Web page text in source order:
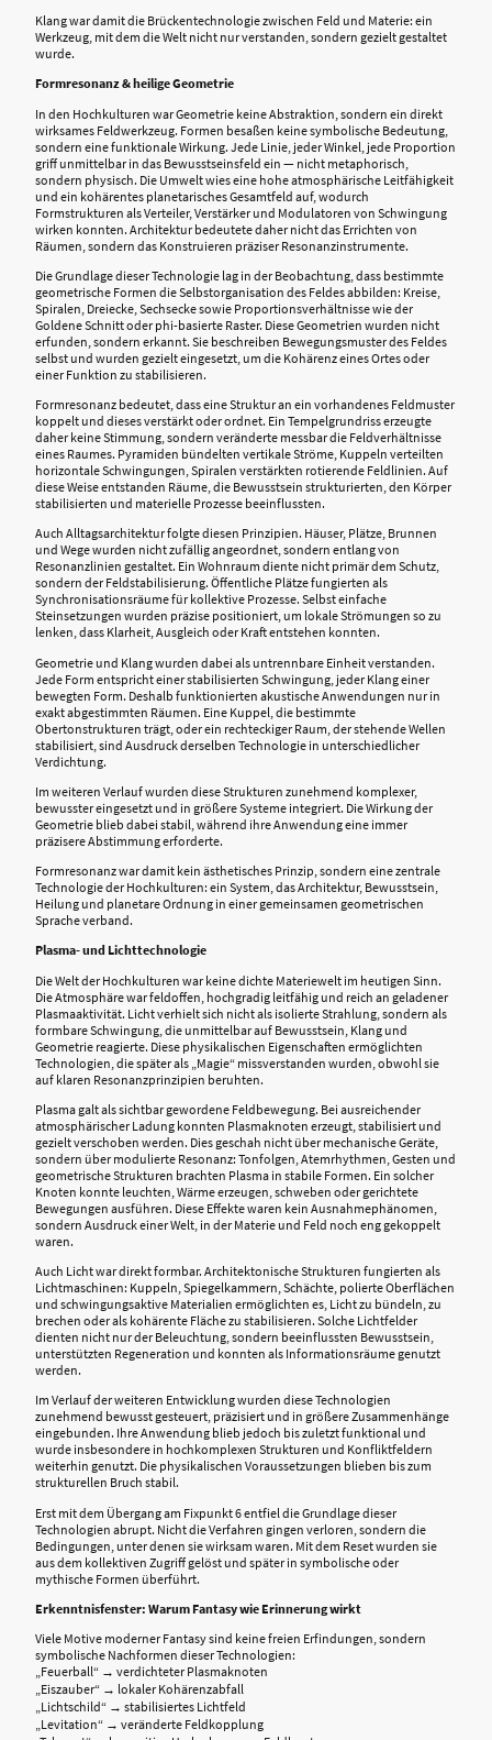
Klang war damit die Brückentechnologie zwischen Feld und Materie: ein
Werkzeug, mit dem die Welt nicht nur verstanden, sondern gezielt gestaltet
wurde.
Formresonanz & heilige Geometrie
In den Hochkulturen war Geometrie keine Abstraktion, sondern ein direkt
wirksames Feldwerkzeug. Formen besaßen keine symbolische Bedeutung,
sondern eine funktionale Wirkung. Jede Linie, jeder Winkel, jede Proportion
griff unmittelbar in das Bewusstseinsfeld ein — nicht metaphorisch,
sondern physisch. Die Umwelt wies eine hohe atmosphärische Leitfähigkeit
und ein kohärentes planetarisches Gesamtfeld auf, wodurch
Formstrukturen als Verteiler, Verstärker und Modulatoren von Schwingung
wirken konnten. Architektur bedeutete daher nicht das Errichten von
Räumen, sondern das Konstruieren präziser Resonanzinstrumente.
Die Grundlage dieser Technologie lag in der Beobachtung, dass bestimmte
geometrische Formen die Selbstorganisation des Feldes abbilden: Kreise,
Spiralen, Dreiecke, Sechsecke sowie Proportionsverhältnisse wie der
Goldene Schnitt oder phi-basierte Raster. Diese Geometrien wurden nicht
erfunden, sondern erkannt. Sie beschreiben Bewegungsmuster des Feldes
selbst und wurden gezielt eingesetzt, um die Kohärenz eines Ortes oder
einer Funktion zu stabilisieren.
Formresonanz bedeutet, dass eine Struktur an ein vorhandenes Feldmuster
koppelt und dieses verstärkt oder ordnet. Ein Tempelgrundriss erzeugte
daher keine Stimmung, sondern veränderte messbar die Feldverhältnisse
eines Raumes. Pyramiden bündelten vertikale Ströme, Kuppeln verteilten
horizontale Schwingungen, Spiralen verstärkten rotierende Feldlinien. Auf
diese Weise entstanden Räume, die Bewusstsein strukturierten, den Körper
stabilisierten und materielle Prozesse beeinflussten.
Auch Alltagsarchitektur folgte diesen Prinzipien. Häuser, Plätze, Brunnen
und Wege wurden nicht zufällig angeordnet, sondern entlang von
Resonanzlinien gestaltet. Ein Wohnraum diente nicht primär dem Schutz,
sondern der Feldstabilisierung. Öffentliche Plätze fungierten als
Synchronisationsräume für kollektive Prozesse. Selbst einfache
Steinsetzungen wurden präzise positioniert, um lokale Strömungen so zu
lenken, dass Klarheit, Ausgleich oder Kraft entstehen konnten.
Geometrie und Klang wurden dabei als untrennbare Einheit verstanden.
Jede Form entspricht einer stabilisierten Schwingung, jeder Klang einer
bewegten Form. Deshalb funktionierten akustische Anwendungen nur in
exakt abgestimmten Räumen. Eine Kuppel, die bestimmte
Obertonstrukturen trägt, oder ein rechteckiger Raum, der stehende Wellen
stabilisiert, sind Ausdruck derselben Technologie in unterschiedlicher
Verdichtung.
Im weiteren Verlauf wurden diese Strukturen zunehmend komplexer,
bewusster eingesetzt und in größere Systeme integriert. Die Wirkung der
Geometrie blieb dabei stabil, während ihre Anwendung eine immer
präzisere Abstimmung erforderte.
Formresonanz war damit kein ästhetisches Prinzip, sondern eine zentrale
Technologie der Hochkulturen: ein System, das Architektur, Bewusstsein,
Heilung und planetare Ordnung in einer gemeinsamen geometrischen
Sprache verband.
Plasma- und Lichttechnologie
Die Welt der Hochkulturen war keine dichte Materiewelt im heutigen Sinn.
Die Atmosphäre war feldoffen, hochgradig leitfähig und reich an geladener
Plasmaaktivität. Licht verhielt sich nicht als isolierte Strahlung, sondern als
formbare Schwingung, die unmittelbar auf Bewusstsein, Klang und
Geometrie reagierte. Diese physikalischen Eigenschaften ermöglichten
Technologien, die später als „Magie“ missverstanden wurden, obwohl sie
auf klaren Resonanzprinzipien beruhten.
Plasma galt als sichtbar gewordene Feldbewegung. Bei ausreichender
atmosphärischer Ladung konnten Plasmaknoten erzeugt, stabilisiert und
gezielt verschoben werden. Dies geschah nicht über mechanische Geräte,
sondern über modulierte Resonanz: Tonfolgen, Atemrhythmen, Gesten und
geometrische Strukturen brachten Plasma in stabile Formen. Ein solcher
Knoten konnte leuchten, Wärme erzeugen, schweben oder gerichtete
Bewegungen ausführen. Diese Effekte waren kein Ausnahmephänomen,
sondern Ausdruck einer Welt, in der Materie und Feld noch eng gekoppelt
waren.
Auch Licht war direkt formbar. Architektonische Strukturen fungierten als
Lichtmaschinen: Kuppeln, Spiegelkammern, Schächte, polierte Oberflächen
und schwingungsaktive Materialien ermöglichten es, Licht zu bündeln, zu
brechen oder als kohärente Fläche zu stabilisieren. Solche Lichtfelder
dienten nicht nur der Beleuchtung, sondern beeinflussten Bewusstsein,
unterstützten Regeneration und konnten als Informationsräume genutzt
werden.
Im Verlauf der weiteren Entwicklung wurden diese Technologien
zunehmend bewusst gesteuert, präzisiert und in größere Zusammenhänge
eingebunden. Ihre Anwendung blieb jedoch bis zuletzt funktional und
wurde insbesondere in hochkomplexen Strukturen und Konfliktfeldern
weiterhin genutzt. Die physikalischen Voraussetzungen blieben bis zum
strukturellen Bruch stabil.
Erst mit dem Übergang am Fixpunkt 6 entfiel die Grundlage dieser
Technologien abrupt. Nicht die Verfahren gingen verloren, sondern die
Bedingungen, unter denen sie wirksam waren. Mit dem Reset wurden sie
aus dem kollektiven Zugriff gelöst und später in symbolische oder
mythische Formen überführt.
Erkenntnisfenster: Warum Fantasy wie Erinnerung wirkt
Viele Motive moderner Fantasy sind keine freien Erfindungen, sondern
symbolische Nachformen dieser Technologien:
„Feuerball“ → verdichteter Plasmaknoten
„Eiszauber“ → lokaler Kohärenzabfall
„Lichtschild“ → stabilisiertes Lichtfeld
„Levitation“ → veränderte Feldkopplung